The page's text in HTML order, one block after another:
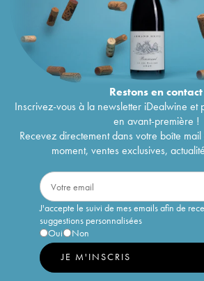
Restons encontact
Inscrivez-vous à la newsletter iDealwine et
en avant-première !
Recevez directement dans votre boîte
moment, ventes exclusives,
J'accepte le suivi de mes emails afin de
suggestions personnalisées
Oui
Non
JE M'INSCRIS